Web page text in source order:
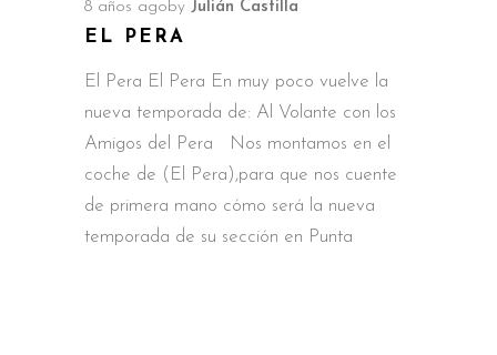
8 años agoby Julián Castilla
EL PERA
El Pera El Pera En muy poco vuelve la
nueva temporada de: Al Volante con los
Amigos del Pera Nos montamos en el
coche de (El Pera),para que nos cuente
de primera mano cómo será la nueva
temporada de su sección en Punta